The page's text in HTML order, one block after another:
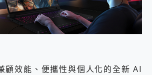
顧效能、便攜性與個人化的全新 AI